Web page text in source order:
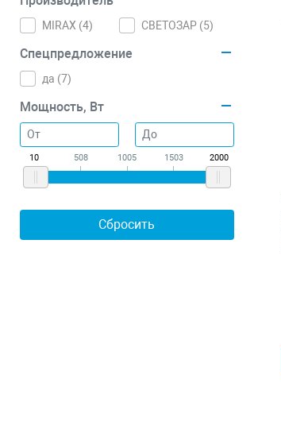
MIRAX (4) СВЕТОЗАР (5)
Спецпредложение
да (7)
Мощность, Вт
10 508 1005 1503 2000